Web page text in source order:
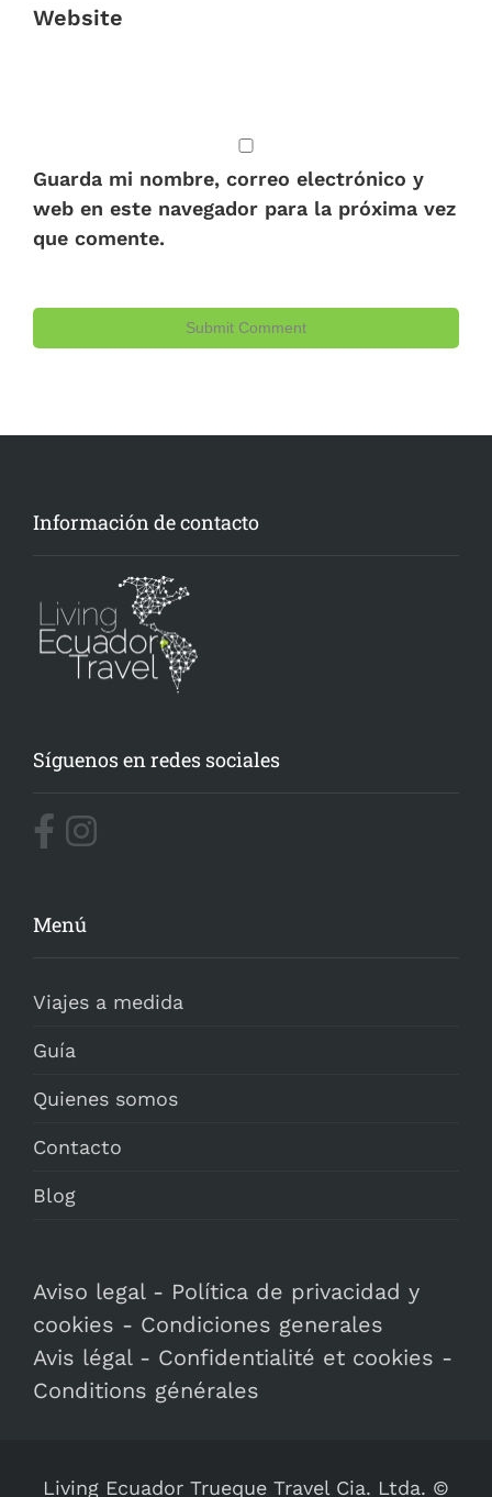
Website
Guarda mi nombre, correo electrónico y
web en este navegador para la próxima vez
que comente.
Información de contacto
Síguenos en redes sociales
Menú
Viajes a medida
Guía
Quienes somos
Contacto
Blog
Aviso legal- Política de privacidad y
cookies - Condiciones generales
Avis légal- Confidentialité et cookies -
Conditions générales
Living Ecuador Trueque Travel Cia. Ltda. ©